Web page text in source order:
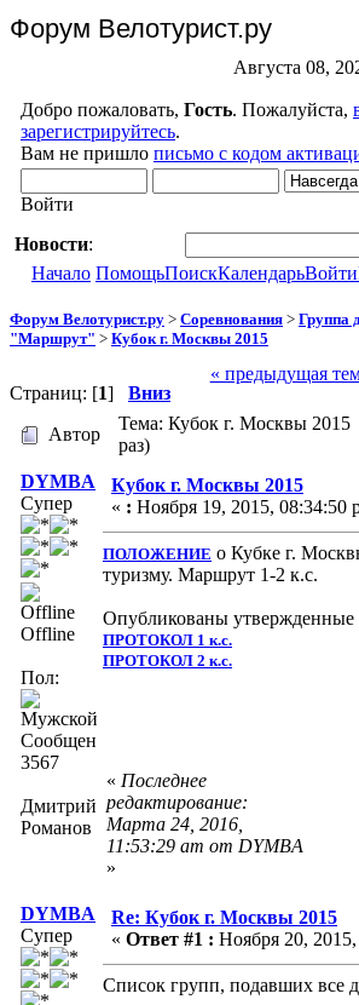
Форум Велотурист.ру
Августа 08,
Добро пожаловать, Гость. Пожалуйста,
зарегистрируйтесь.
Вам не пришло письмо с кодом
Войти
Новости:
Начало ПомощьПоискКалендарьВойти
Форум Велотурист.ру > Соревнования > Группа
"Маршрут" > Кубок г. Москвы 2015
Страниц: [1] Вниз
« предыдущая
Автор
Тема: Кубок г. Москвы 2015
раз)
DYMBA
Супер
Offline
Пол:
Сообщений:
3567
Дмитрий
Романов
Кубок г. Москвы 2015
« : Ноября 19, 2015, 08:34:50
ПОЛОЖЕНИЕ о Кубке г.
туризму. Маршрут 1-2 к.с.
Опубликованы утвержденные
ПРОТОКОЛ 1 к.с.
ПРОТОКОЛ 2 к.с.
« Последнее
редактирование:
Марта 24, 2016,
11:53:29 am от DYMBA
»
DYMBA
Супер
Re: Кубок г. Москвы 2015
« Ответ #1 : Ноября 20,
Список групп, подавших все